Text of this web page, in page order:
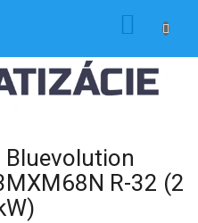
Bluevolution
R-32 (2